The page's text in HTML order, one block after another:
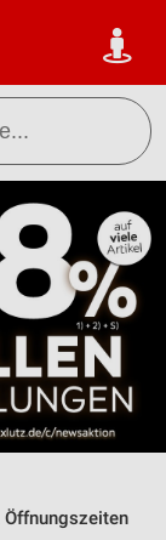
Öffnungszeiten